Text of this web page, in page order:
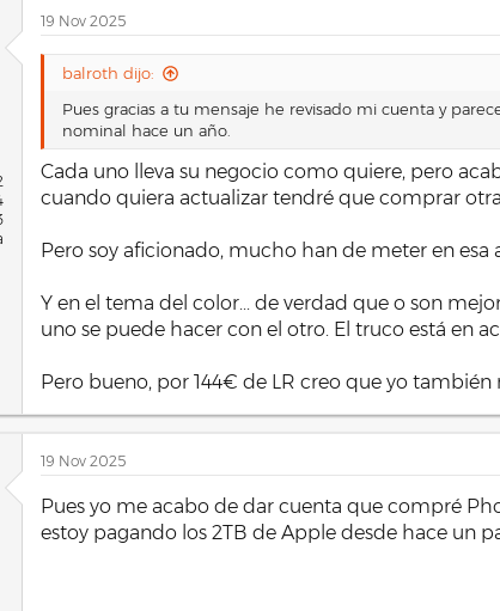
19 Nov 2025
balroth dijo:
Pues gracias a tu mensaje he revisado mi cuenta y
nominal hace un año.
Cada uno lleva su negocio como quiere, pero
cuando quiera actualizar tendré que comprar
Pero soy aficionado, mucho han de meter en
Y en el tema del color... de verdad que o son
uno se puede hacer con el otro. El truco está en
Pero bueno, por 144€ de LR creo que yo
19 Nov 2025
Pues yo me acabo de dar cuenta que compré
estoy pagando los 2TB de Apple desde hace un